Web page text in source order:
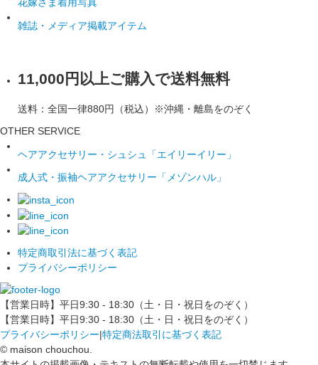
花嫁さま着用写真
雑誌・メディア掲載アイテム
11,000円以上ご購入で送料無料
送料：全国一律880円（税込）※沖縄・離島をのぞく
OTHER SERVICE
ヘアアクセサリー・シュシュ「エイリーイリー」
成人式・振袖ヘアアクセサリー「メゾンハル」
特定商取引法に基づく表記
プライバシーポリシー
【営業日時】平日9:30 - 18:30（土・日・祝日をのぞく）
【営業日時】平日9:30 - 18:30（土・日・祝日をのぞく）
プライバシーポリシー|特定商法取引に基づく表記
© maison chouchou.